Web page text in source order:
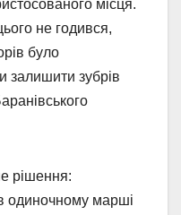
місця.
не годився,
було
залишити зубрів
рішення:
одиночному марші